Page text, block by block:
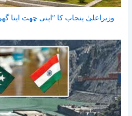
وزیراعلیٰ پنجاب کا ’’اپنی چھت اپنا